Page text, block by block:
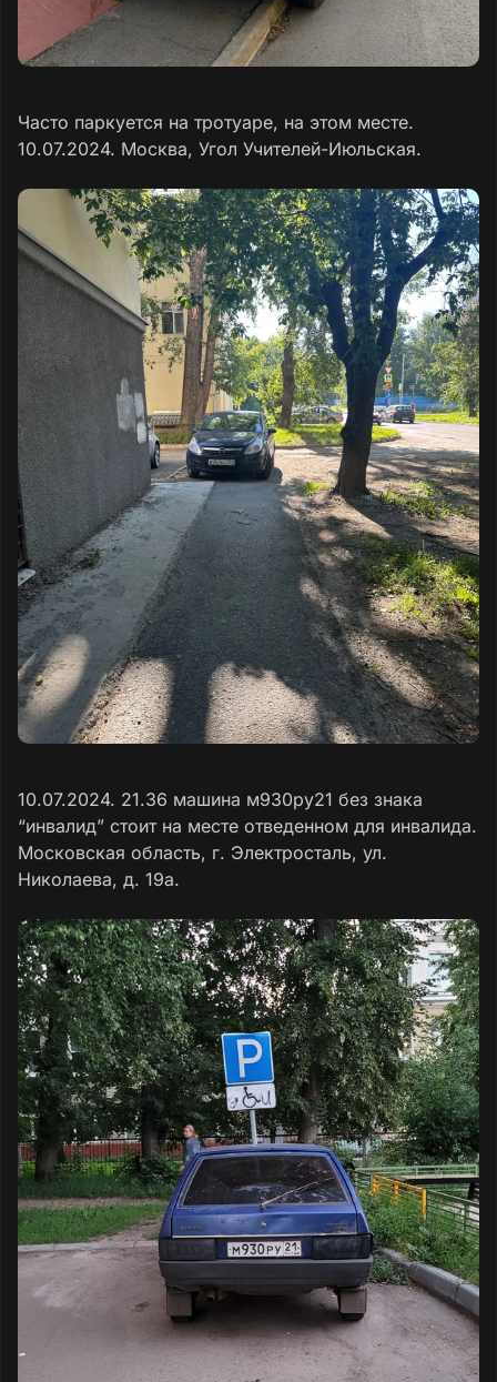
Часто паркуется на тротуаре, на этом месте.
10.07.2024. Москва, Угол Учителей-Июльская.
10.07.2024. 21.36 машина м930ру21 без знака
“инвалид” стоит на месте отведенном для инвалида.
Московская область, г. Электросталь, ул.
Николаева, д. 19а.